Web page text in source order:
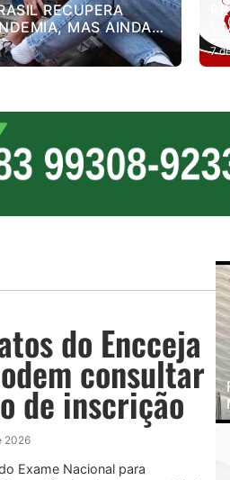
RECUPERA
MAS AINDA
7
do Encceja
consultar
de inscrição
2026
Exame Nacional para